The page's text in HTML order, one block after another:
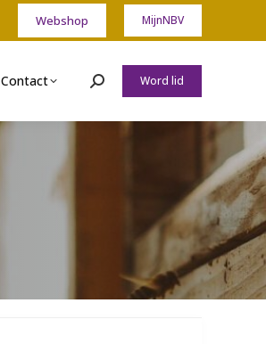
Webshop MijnNBV
Contact Zoeken:Word lid